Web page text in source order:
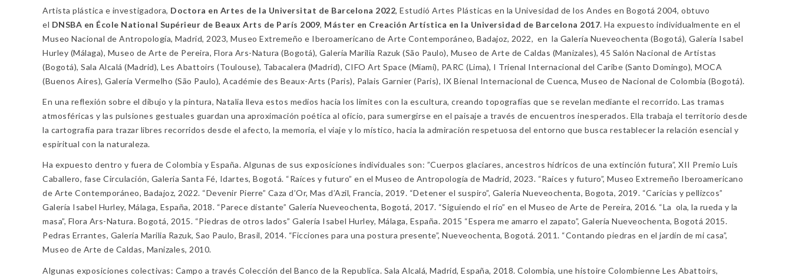
Artista plástica e investigadora, Doctora en Artes de la Universitat de Barcelona 2022, Estudió Artes Plásticas en la Univesidad de los Andes en Bogotá 2004, obtuvo
el DNSBA en École National Supérieur de Beaux Arts de París 2009, Máster en Creación Artística en la Universidad de Barcelona 2017. Ha expuesto individualmente en el
Museo Nacional de Antropología, Madrid, 2023, Museo Extremeño e Iberoamericano de Arte Contemporáneo, Badajoz, 2022, en la Galería Nueveochenta (Bogotá), Galería Isabel
Hurley (Málaga), Museo de Arte de Pereira, Flora Ars-Natura (Bogotá), Galería Marilia Razuk (São Paulo), Museo de Arte de Caldas (Manizales), 45 Salón Nacional de Artistas
(Bogotá), Sala Alcalá (Madrid), Les Abattoirs (Toulouse), Tabacalera (Madrid), CIFO Art Space (Miami), PARC (Lima), I Trienal Internacional del Caribe (Santo Domingo), MOCA
(Buenos Aires), Galería Vermelho (São Paulo), Académie des Beaux-Arts (Paris), Palais Garnier (Paris), IX Bienal Internacional de Cuenca, Museo de Nacional de Colombia (Bogotá).
En una reflexión sobre el dibujo y la pintura, Natalia lleva estos medios hacia los limites con la escultura, creando topografías que se revelan mediante el recorrido. Las tramas
atmosféricas y las pulsiones gestuales guardan una aproximación poética al oficio, para sumergirse en el paisaje a través de encuentros inesperados. Ella trabaja el territorio desde
la cartografía para trazar libres recorridos desde el afecto, la memoria, el viaje y lo místico, hacia la admiración respetuosa del entorno que busca restablecer la relación esencial y
espiritual con la naturaleza.
Ha expuesto dentro y fuera de Colombia y España. Algunas de sus exposiciones individuales son: ”Cuerpos glaciares, ancestros hídricos de una extinción futura”, XII Premio Luis
Caballero, fase Circulación, Galeria Santa Fé, Idartes, Bogotá. “Raíces y futuro” en el Museo de Antropología de Madrid, 2023. “Raíces y futuro”, Museo Extremeño Iberoamericano
de Arte Contemporáneo, Badajoz, 2022. “Devenir Pierre” Caza d’Or, Mas d’Azil, Francia, 2019. “Detener el suspiro”, Galeria Nueveochenta, Bogota, 2019. “Caricias y pellizcos”
Galería Isabel Hurley, Málaga, España, 2018. “Parece distante” Galería Nueveochenta, Bogotá, 2017. “Siguiendo el río” en el Museo de Arte de Pereira, 2016. “La ola, la rueda y la
masa”, Flora Ars-Natura. Bogotá, 2015. “Piedras de otros lados” Galería Isabel Hurley, Málaga, España. 2015 “Espera me amarro el zapato”, Galería Nueveochenta, Bogotá 2015.
Pedras Errantes, Galería Marilia Razuk, Sao Paulo, Brasil, 2014. “Ficciones para una postura presente”, Nueveochenta, Bogotá. 2011. “Contando piedras en el jardín de mi casa”,
Museo de Arte de Caldas, Manizales, 2010.
Algunas exposiciones colectivas: Campo a través Colección del Banco de la Republica. Sala Alcalá, Madrid, España, 2018. Colombia, une histoire Colombienne Les Abattoirs,